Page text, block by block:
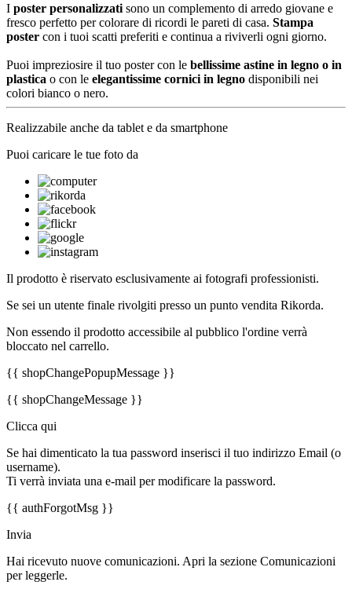
I poster personalizzati sono un complemento di arredo giovane e
fresco perfetto per colorare di ricordi le pareti di casa. Stampa
poster con i tuoi scatti preferiti e continua a riviverli ogni giorno.
Puoi impreziosire il tuo poster con le bellissime astine in legno o in
plastica o con le elegantissime cornici in legno disponibili nei
colori bianco o nero.
Realizzabile anche da tablet e da smartphone
Puoi caricare le tue foto da
Il prodotto è riservato esclusivamente ai fotografi professionisti.
Se sei un utente finale rivolgiti presso un punto vendita Rikorda.
Non essendo il prodotto accessibile al pubblico l'ordine verrà
bloccato nel carrello.
{{ shopChangePopupMessage }}
{{ shopChangeMessage }}
Clicca qui
Se hai dimenticato la tua password inserisci il tuo indirizzo Email (o
username).
Ti verrà inviata una e-mail per modificare la password.
{{ authForgotMsg }}
Invia
Hai ricevuto nuove comunicazioni. Apri la sezione Comunicazioni
per leggerle.